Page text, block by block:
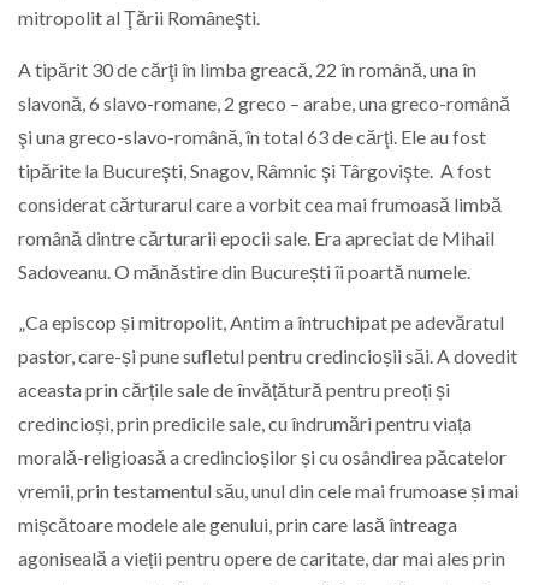
mitropolit al Ţării Româneşti.
A tipărit 30 de cărţi în limba greacă, 22 în română, una în
slavonă, 6 slavo-romane, 2 greco – arabe, una greco-română
şi una greco-slavo-română, în total 63 de cărţi. Ele au fost
tipărite la Bucureşti, Snagov, Râmnic şi Târgovişte. A fost
considerat cărturarul care a vorbit cea mai frumoasă limbă
română dintre cărturarii epocii sale. Era apreciat de Mihail
Sadoveanu. O mănăstire din București îi poartă numele.
„Ca episcop și mitropolit, Antim a întruchipat pe adevăratul
pastor, care-și pune sufletul pentru credincioșii săi. A dovedit
aceasta prin cărțile sale de învățătură pentru preoți și
credincioși, prin predicile sale, cu îndrumări pentru viața
morală-religioasă a credincioșilor și cu osândirea păcatelor
vremii, prin testamentul său, unul din cele mai frumoase și mai
mișcătoare modele ale genului, prin care lasă întreaga
agoniseală a vieții pentru opere de caritate, dar mai ales prin